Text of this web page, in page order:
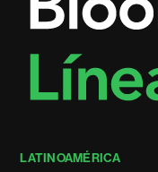
LATINOAMÉRICA